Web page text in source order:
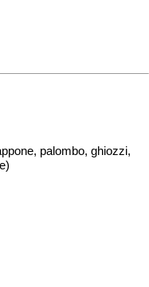
palombo, ghiozzi,